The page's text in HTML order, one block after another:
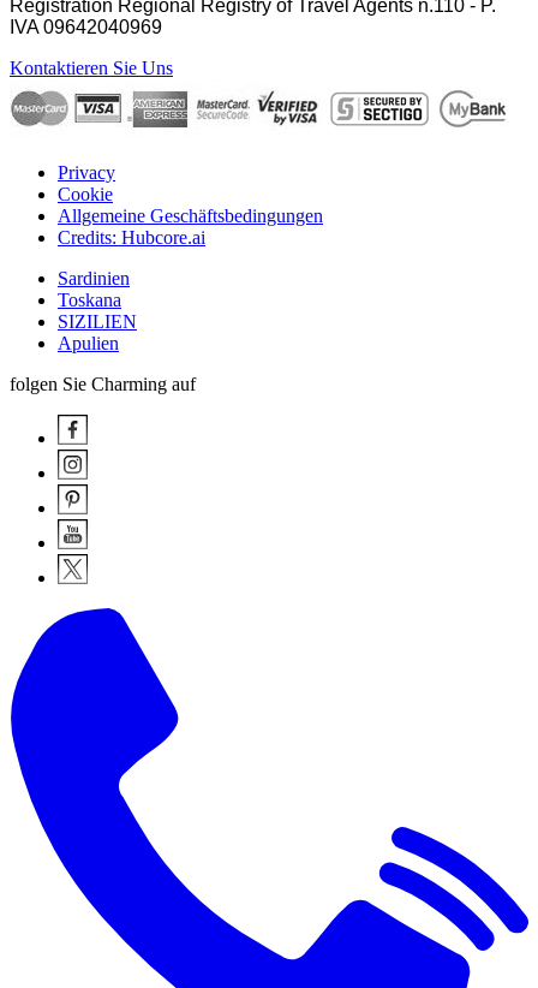
Registration Regional Registry of Travel Agents n.110 - P.
IVA09642040969
Kontaktieren Sie Uns
Privacy
Cookie
Allgemeine Geschäftsbedingungen
Credits: Hubcore.ai
Sardinien
Toskana
SIZILIEN
Apulien
folgen Sie Charming auf